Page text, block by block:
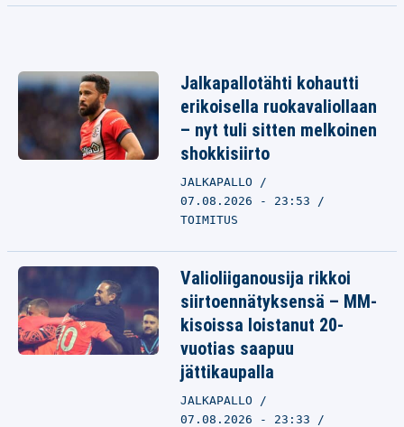
Jalkapallotähti kohautti
erikoisella ruokavaliollaan
– nyt tuli sitten melkoinen
shokkisiirto
JALKAPALLO
07.08.2026 - 23:53
TOIMITUS
Valioliiganousija rikkoi
siirtoennätyksensä – MM-
kisoissa loistanut 20-
vuotias saapuu
jättikaupalla
JALKAPALLO
07.08.2026 - 23:33